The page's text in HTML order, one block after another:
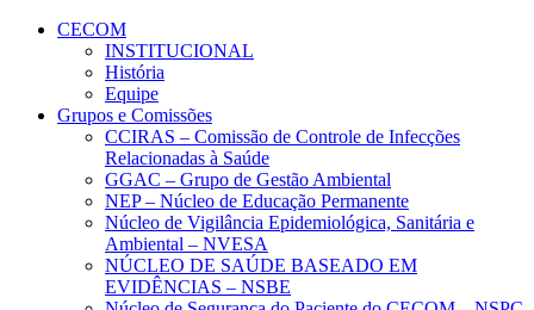
Conteúdo principal
CECOM
INSTITUCIONAL
História
Equipe
Grupos e Comissões
CCIRAS – Comissão de Controle de Infecções
Relacionadas à Saúde
GGAC – Grupo de Gestão Ambiental
NEP – Núcleo de Educação Permanente
Núcleo de Vigilância Epidemiológica, Sanitária e
Ambiental – NVESA
NÚCLEO DE SAÚDE BASEADO EM
EVIDÊNCIAS – NSBE